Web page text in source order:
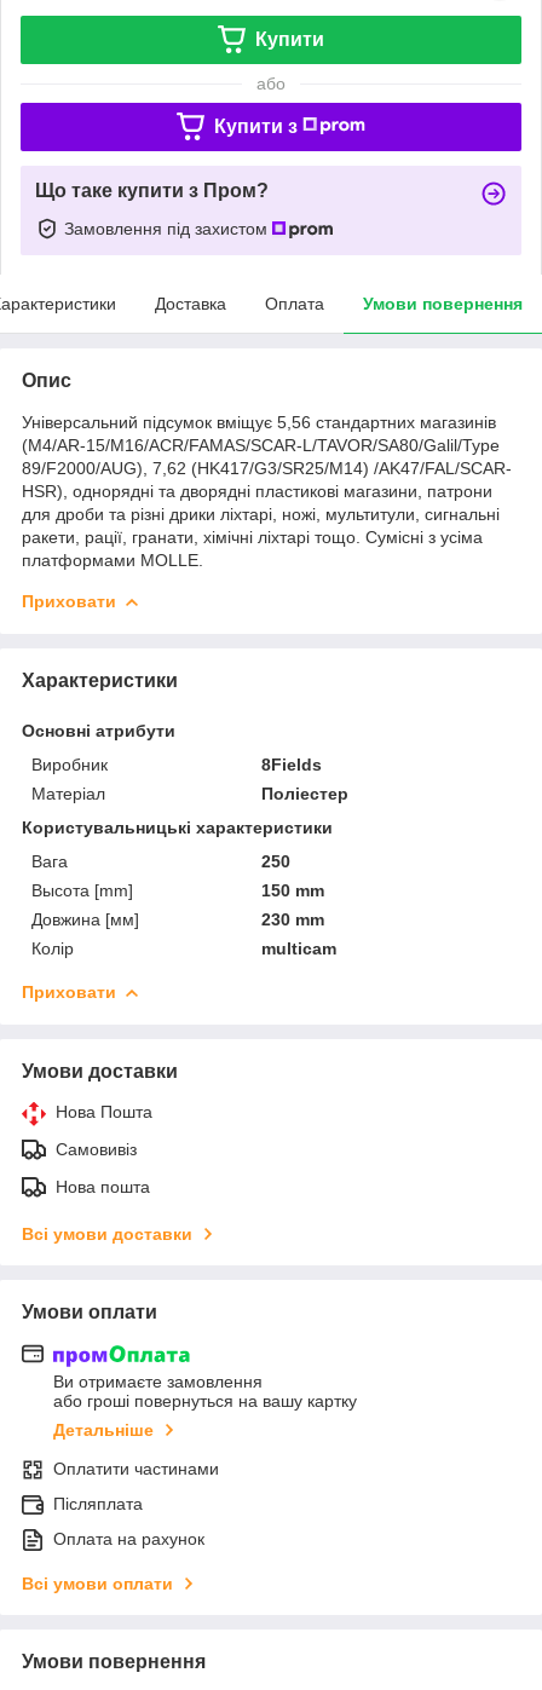
Купити
або
Купити з
Що таке купити з Пром?
Замовлення під захистом
Доставка Оплата Умови повернення
Опис
Універсальний підсумок вміщує 5,56 стандартних магазинів
(M4/AR-15/M16/ACR/FAMAS/SCAR-L/TAVOR/SA80/Galil/Type
89/F2000/AUG), 7,62 (HK417/G3/SR25/M14) /AK47/FAL/SCAR-
HSR), однорядні та дворядні пластикові магазини, патрони
для дроби та різні дрики ліхтарі, ножі, мультитули, сигнальні
ракети, рації, гранати, хімічні ліхтарі тощо. Сумісні з усіма
платформами MOLLE.
Приховати
Характеристики
Основні атрибути
Виробник
8Fields
Матеріал
Поліестер
Користувальницькі характеристики
Вага
250
Высота [mm]
150 mm
Довжина [мм]
230 mm
Колір
multicam
Приховати
Умови доставки
Нова Пошта
Самовивіз
Нова пошта
Всі умови доставки
Умови оплати
Ви отримаєте замовлення
або гроші повернуться на вашу картку
Детальніше
Оплатити частинами
Післяплата
Оплата на рахунок
Всі умови оплати
Умови повернення